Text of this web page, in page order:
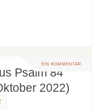
EIN KOMMENTAR
Psalm 84
2022)